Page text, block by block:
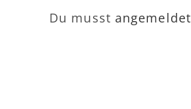
Du musst angemeldet